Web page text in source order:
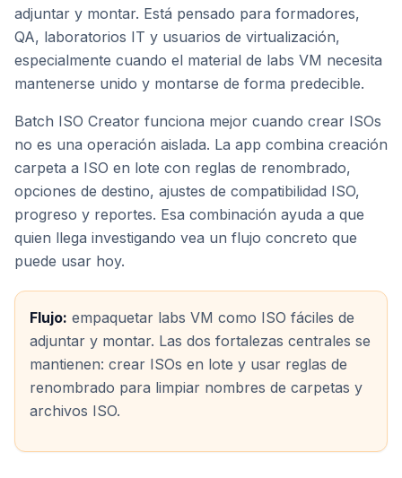
adjuntar y montar. Está pensado para formadores,
QA, laboratorios IT y usuarios de virtualización,
especialmente cuando el material de labs VM necesita
mantenerse unido y montarse de forma predecible.
Batch ISO Creator funciona mejor cuando crear ISOs
no es una operación aislada. La app combina creación
carpeta a ISO en lote con reglas de renombrado,
opciones de destino, ajustes de compatibilidad ISO,
progreso y reportes. Esa combinación ayuda a que
quien llega investigando vea un flujo concreto que
puede usar hoy.
Flujo: empaquetar labs VM como ISO fáciles de
adjuntar y montar. Las dos fortalezas centrales se
mantienen: crear ISOs en lote y usar reglas de
renombrado para limpiar nombres de carpetas y
archivos ISO.